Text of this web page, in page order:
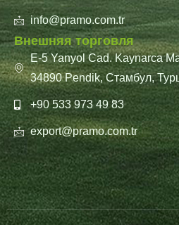
info@pramo.com.tr
Внешняя торговля
E-5 Yanyol Cad. Kaynarca
34890 Pendik, Стамбул,
+90 533 973 49 83
export@pramo.com.tr